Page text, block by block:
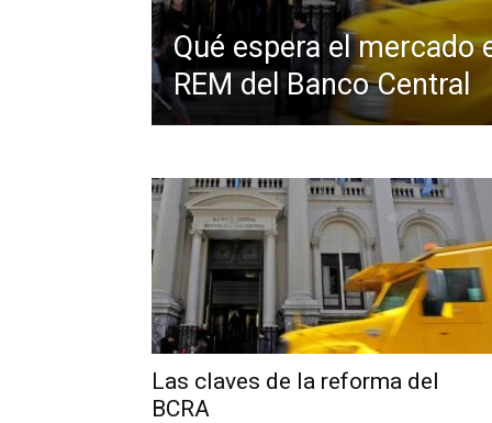
Qué espera el mercado
REM del Banco Central
Las claves de la reforma del
BCRA